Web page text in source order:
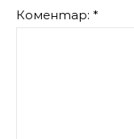
Коментар: *